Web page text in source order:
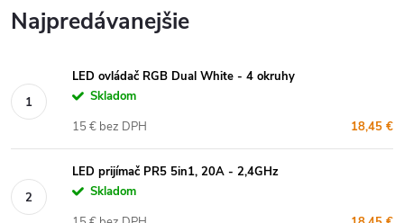
Najpredávanejšie
LED ovládač RGB Dual White - 4 okruhy
Skladom
18,45 €
15 € bez DPH
LED prijímač PR5 5in1, 20A - 2,4GHz
Skladom